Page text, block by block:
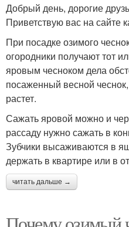
Добрый день, дорогие
Приветствую вас на сайте
При посадке озимого
огородники получают тот
яровым чесноком дела
посаженный весной
растет.
Сажать яровой можно и
рассаду нужно сажать в
Зубчики высаживаются в
держать в квартире или в
читать дальше →